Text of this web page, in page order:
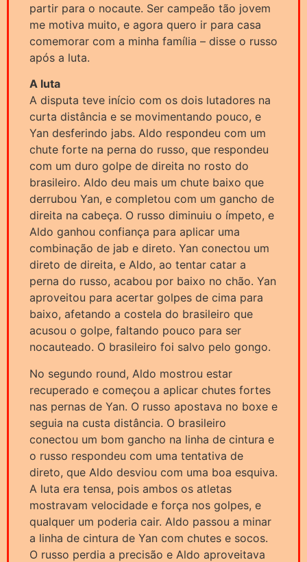
partir para o nocaute. Ser campeão tão jovem
me motiva muito, e agora quero ir para casa
comemorar com a minha família – disse o russo
após a luta.
A luta
A disputa teve início com os dois lutadores na
curta distância e se movimentando pouco, e
Yan desferindo jabs. Aldo respondeu com um
chute forte na perna do russo, que respondeu
com um duro golpe de direita no rosto do
brasileiro. Aldo deu mais um chute baixo que
derrubou Yan, e completou com um gancho de
direita na cabeça. O russo diminuiu o ímpeto, e
Aldo ganhou confiança para aplicar uma
combinação de jab e direto. Yan conectou um
direto de direita, e Aldo, ao tentar catar a
perna do russo, acabou por baixo no chão. Yan
aproveitou para acertar golpes de cima para
baixo, afetando a costela do brasileiro que
acusou o golpe, faltando pouco para ser
nocauteado. O brasileiro foi salvo pelo gongo.
No segundo round, Aldo mostrou estar
recuperado e começou a aplicar chutes fortes
nas pernas de Yan. O russo apostava no boxe e
seguia na custa distância. O brasileiro
conectou um bom gancho na linha de cintura e
o russo respondeu com uma tentativa de
direto, que Aldo desviou com uma boa esquiva.
A luta era tensa, pois ambos os atletas
mostravam velocidade e força nos golpes, e
qualquer um poderia cair. Aldo passou a minar
a linha de cintura de Yan com chutes e socos.
O russo perdia a precisão e Aldo aproveitava